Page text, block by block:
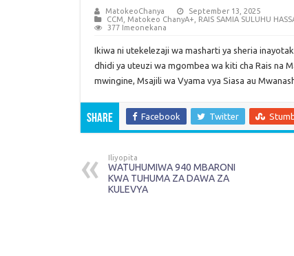
MatokeoChanya
September 13, 2025
CCM
Matokeo ChanyA+ RAIS SAMIA SULUHU
377 Imeonekana
Ikiwa ni utekelezaji wa masharti ya sheria
dhidi ya uteuzi wa mgombea wa kiti cha Rais na
mwingine, Msajili wa Vyama vya Siasa au
Share Facebook Twitter
Iliyopita
WATUHUMIWA 940 MBARONI
KWA TUHUMA ZA DAWA ZA
KULEVYA